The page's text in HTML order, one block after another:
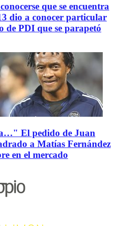
que se encuentra
dio a conocer particular
de PDI que se parapetó
El pedido de Juan
a Matías Fernández
en el mercado